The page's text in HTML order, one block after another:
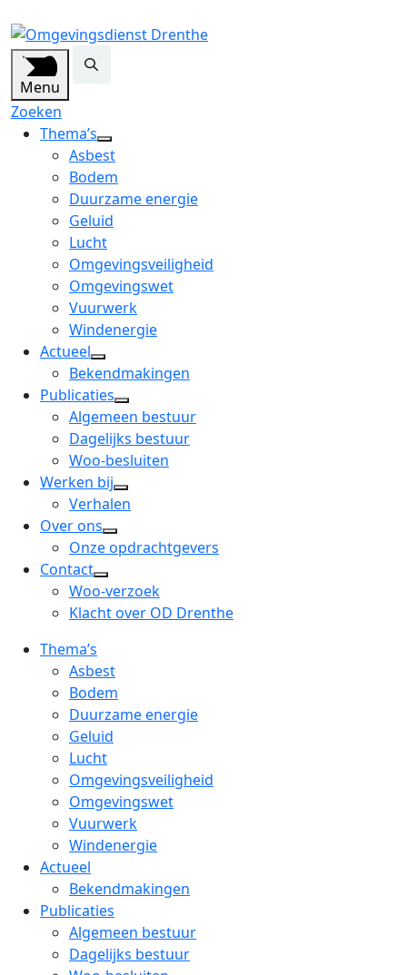
Menu
Zoeken
Thema’s
open
dropdown
menu
Asbest
Bodem
Duurzame energie
Geluid
Lucht
Omgevingsveiligheid
Omgevingswet
Vuurwerk
Windenergie
Actueel
open
dropdown
menu
Bekendmakingen
Publicaties
open
dropdown
menu
Algemeen bestuur
Dagelijks bestuur
Woo-besluiten
Werken bij
open
menu
Verhalen
Over ons
open
dropdown
menu
Onze opdrachtgevers
Contact
open
dropdown
Woo-verzoek
Klacht over OD Drenthe
Thema’s
Asbest
Bodem
Duurzame energie
Geluid
Lucht
Omgevingsveiligheid
Omgevingswet
Vuurwerk
Windenergie
Actueel
Bekendmakingen
Publicaties
Algemeen bestuur
Dagelijks bestuur